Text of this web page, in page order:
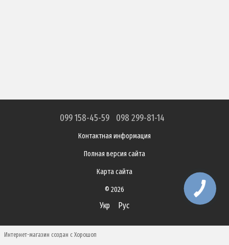
099 158-45-59 098 299-81-14
Контактная информация
Полная версия сайта
Карта сайта
© 2026
Укр Рус
Интернет-магазин создан с Хорошоп